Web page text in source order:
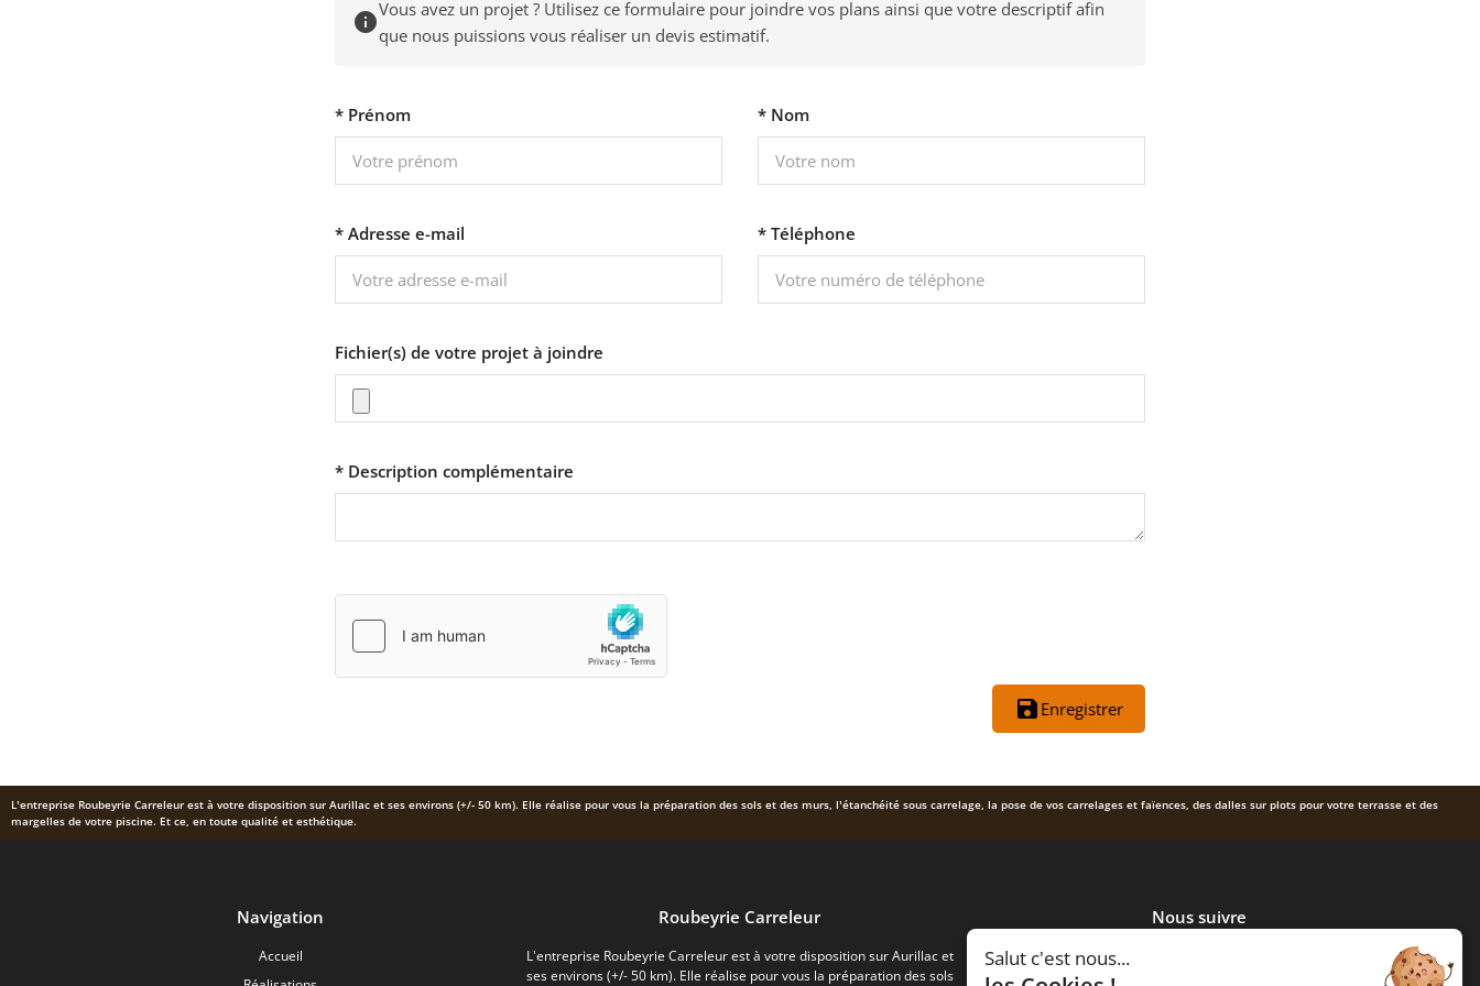
infoVous avez un projet ? Utilisez ce formulaire pour joindre vos plans ainsi que votre descriptif afin
que nous puissions vous réaliser un devis estimatif.
* Prénom * Nom
* Adresse e-mail * Téléphone
Fichier(s) de votre projet à joindre
* Description complémentaire
save Enregistrer
L’entreprise Roubeyrie Carreleur est à votre disposition sur Aurillac et ses environs (+/- 50 km). Elle réalise pour vous la préparation des sols et des murs, l’étanchéité sous carrelage, la pose de vos carrelages et faïences, des dalles sur plots pour votre terrasse et des
margelles de votre piscine. Et ce, en toute qualité et esthétique.
Navigation
Accueil
Roubeyrie Carreleur
L’entreprise Roubeyrie Carreleur est à votre disposition sur Aurillac et
ses environs (+/- 50 km). Elle réalise pour vous la préparation des sols
Nous suivre
Salut c'est nous...